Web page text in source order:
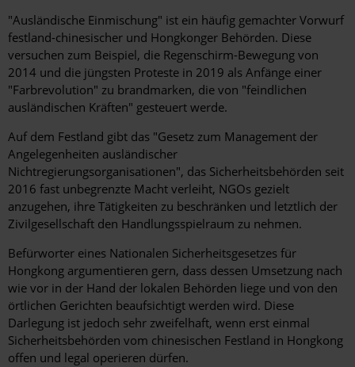
"Ausländische Einmischung" ist ein häufig gemachter Vorwurf
festland-chinesischer und Hongkonger Behörden. Diese
versuchen zum Beispiel, die Regenschirm-Bewegung von
2014 und die jüngsten Proteste in 2019 als Anfänge einer
"Farbrevolution" zu brandmarken, die von "feindlichen
ausländischen Kräften" gesteuert werde.
Auf dem Festland gibt das "Gesetz zum Management der
Angelegenheiten ausländischer
Nichtregierungsorganisationen", das Sicherheitsbehörden seit
2016 fast unbegrenzte Macht verleiht, NGOs gezielt
anzugehen, ihre Tätigkeiten zu beschränken und letztlich der
Zivilgesellschaft den Handlungsspielraum zu nehmen.
Befürworter eines Nationalen Sicherheitsgesetzes für
Hongkong argumentieren gern, dass dessen Umsetzung nach
wie vor in der Hand der lokalen Behörden liege und von den
örtlichen Gerichten beaufsichtigt werden wird. Diese
Darlegung ist jedoch sehr zweifelhaft, wenn erst einmal
Sicherheitsbehörden vom chinesischen Festland in Hongkong
offen und legal operieren dürfen.